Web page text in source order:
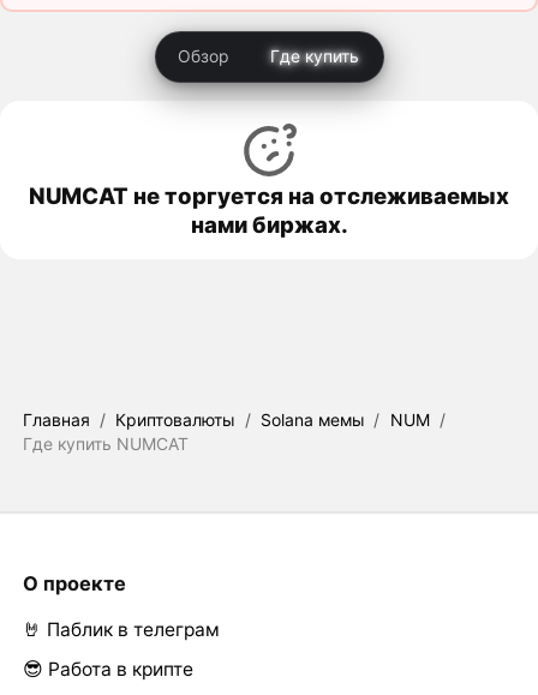
Обзор Где купить
NUMCAT не торгуется на отслеживаемых
нами биржах.
Главная / Криптовалюты / Solana мемы / NUM /
Где купить NUMCAT
О проекте
🤘 Паблик в телеграм
😎 Работа в крипте